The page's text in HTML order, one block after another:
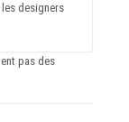
designers
pas des